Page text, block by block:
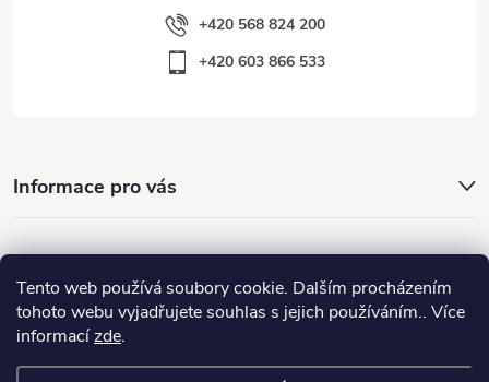
Tento web používá soubory cookie. Dalším procházením
tohoto webu vyjadřujete souhlas s jejich používáním.. Více
informacízde.
+420 568 824 200
+420 603 866 533
Informace pro vás
Nejhledanější
Důležité odkazy